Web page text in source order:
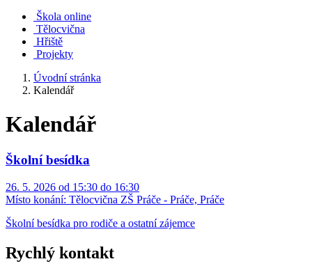
Škola online
Tělocvična
Hřiště
Projekty
Úvodní stránka
Kalendář
Kalendář
Školní besídka
26. 5. 2026 od 15:30 do 16:30
Místo konání: Tělocvična ZŠ Práče - Práče, Práče
Školní besídka pro rodiče a ostatní zájemce
Rychlý kontakt